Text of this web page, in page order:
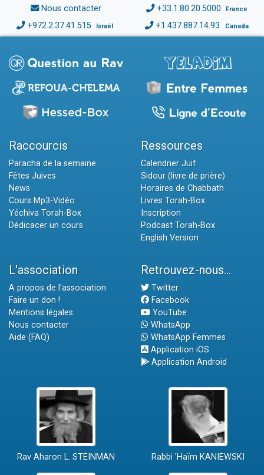
Nous contacter +33.1.80.20.5000 France
+972.2.37.41.515 Israël +1.437.887.14.93 Canada
Raccourcis
Paracha de la semaine
Fêtes Juives
News
Cours Mp3-Vidéo
Yéchiva Torah-Box
Dédicacer un cours
Ressources
Calendrier Juif
Sidour (livre de prière)
Horaires de Chabbath
Livres Torah-Box
Inscription
Podcast Torah-Box
English Version
L'association
A propos de l'association
Faire un don !
Mentions légales
Nous contacter
Aide (FAQ)
Retrouvez-nous...
Twitter
Facebook
YouTube
WhatsApp
WhatsApp Femmes
Application iOS
Application Android
Rav Aharon L. STEINMAN Rabbi 'Haïm KANIEWSKI